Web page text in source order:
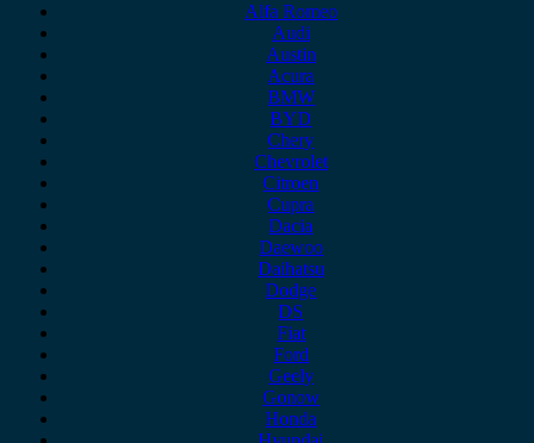
Alfa Romeo
Audi
Austin
Acura
BMW
BYD
Chery
Chevrolet
Citroen
Cupra
Dacia
Daewoo
Daihatsu
Dodge
DS
Fiat
Ford
Geely
Gonow
Honda